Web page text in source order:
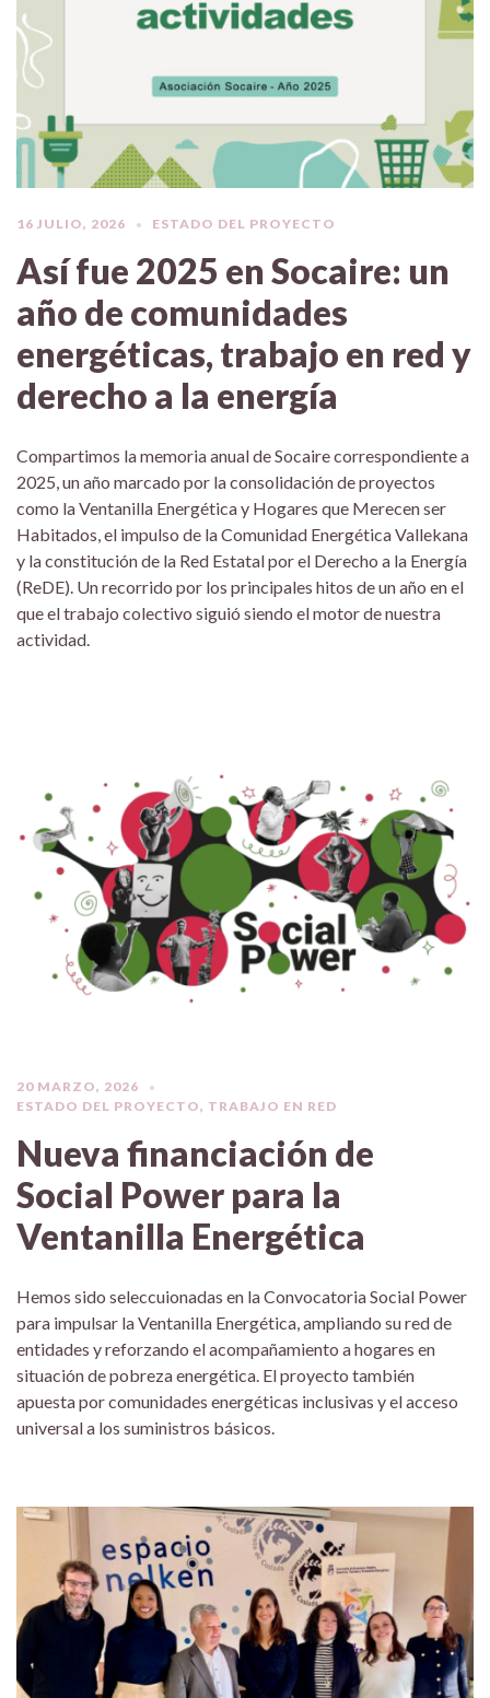
16 JULIO, 2026 ESTADO DEL PROYECTO
Así fue 2025 en Socaire: un
año de comunidades
energéticas, trabajo en red y
derecho a la energía
Compartimos la memoria anual de Socaire correspondiente a
2025, un año marcado por la consolidación de proyectos
como la Ventanilla Energética y Hogares que Merecen ser
Habitados, el impulso de la Comunidad Energética Vallekana
y la constitución de la Red Estatal por el Derecho a la Energía
(ReDE). Un recorrido por los principales hitos de un año en el
que el trabajo colectivo siguió siendo el motor de nuestra
actividad.
20 MARZO, 2026
ESTADO DEL PROYECTO, TRABAJO EN RED
Nueva financiación de
Social Power para la
Ventanilla Energética
Hemos sido seleccuionadas en la Convocatoria Social Power
para impulsar la Ventanilla Energética, ampliando su red de
entidades y reforzando el acompañamiento a hogares en
situación de pobreza energética. El proyecto también
apuesta por comunidades energéticas inclusivas y el acceso
universal a los suministros básicos.